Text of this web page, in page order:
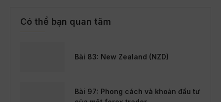
Có thể bạn quan tâm
Bài 83: New Zealand (NZD)
Bài 97: Phong cách và khoản đầu tư